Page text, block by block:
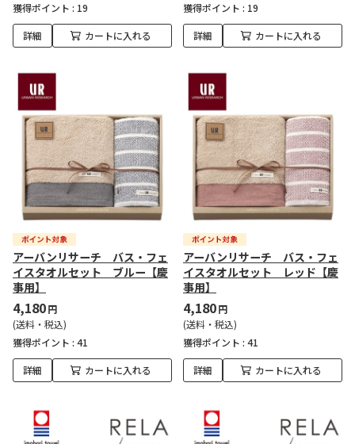
獲得ポイント : 19
詳細 カートに入れる
獲得ポイント : 19
詳細 カートに入れる
アーバンリサーチ バス・フェ
イスタオルセット ブルー【慶
事用】
4,180円
(送料・税込)
獲得ポイント : 41
詳細 カートに入れる
アーバンリサーチ バス・フェ
イスタオルセット レッド【慶
事用】
4,180円
(送料・税込)
獲得ポイント : 41
詳細 カートに入れる